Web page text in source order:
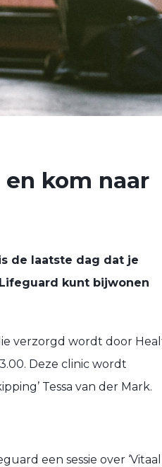
en kom naar
de laatste dag dat je
kunt bijwonen
verzorgd wordt door
Deze clinic wordt
Tessa van der Mark.
een sessie over ‘Vitaal